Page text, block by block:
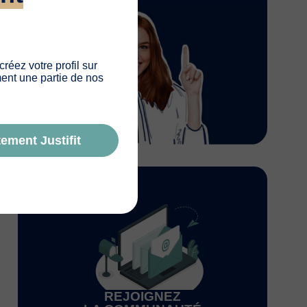
REJOIGNEZ
votre profil sur
une partie de nos
Justifit